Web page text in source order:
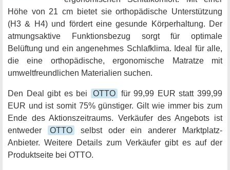
Höhe von 21 cm bietet sie orthopädische Unterstützung
(H3 & H4) und fördert eine gesunde Körperhaltung. Der
atmungsaktive Funktionsbezug sorgt für optimale
Belüftung und ein angenehmes Schlafklima. Ideal für alle,
die eine orthopädische, ergonomische Matratze mit
umweltfreundlichen Materialien suchen.
Den Deal gibt es bei OTTO
für 99,99 EUR statt 399,99
EUR und ist somit 75% günstiger. Gilt wie immer bis zum
Ende des Aktionszeitraums. Verkäufer des Angebots ist
entweder
OTTO
selbst oder ein anderer Marktplatz-
Anbieter. Weitere Details zum Verkäufer gibt es auf der
Produktseite bei OTTO.